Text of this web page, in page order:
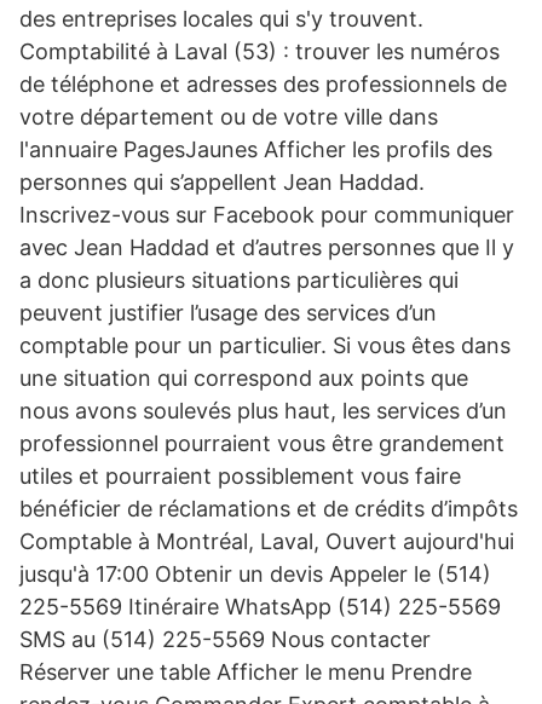
des entreprises locales qui s'y trouvent.
Comptabilité à Laval (53) : trouver les numéros
de téléphone et adresses des professionnels de
votre département ou de votre ville dans
l'annuaire PagesJaunes Afficher les profils des
personnes qui s’appellent Jean Haddad.
Inscrivez-vous sur Facebook pour communiquer
avec Jean Haddad et d’autres personnes que Il y
a donc plusieurs situations particulières qui
peuvent justifier l’usage des services d’un
comptable pour un particulier. Si vous êtes dans
une situation qui correspond aux points que
nous avons soulevés plus haut, les services d’un
professionnel pourraient vous être grandement
utiles et pourraient possiblement vous faire
bénéficier de réclamations et de crédits d’impôts
Comptable à Montréal, Laval, Ouvert aujourd'hui
jusqu'à 17:00 Obtenir un devis Appeler le (514)
225-5569 Itinéraire WhatsApp (514) 225-5569
SMS au (514) 225-5569 Nous contacter
Réserver une table Afficher le menu Prendre